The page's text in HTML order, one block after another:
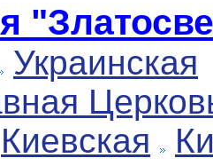
Украинская
Киевская